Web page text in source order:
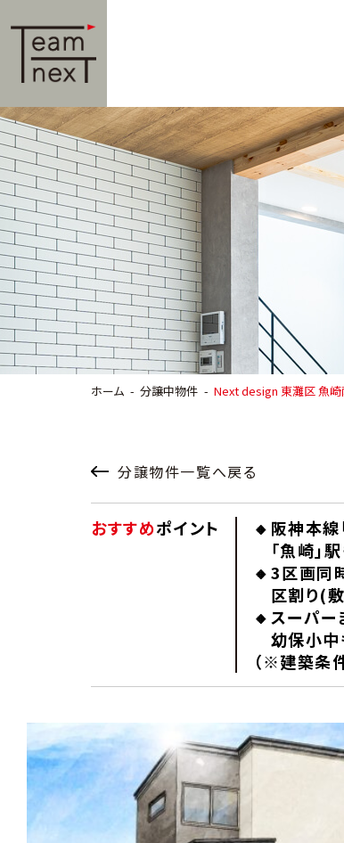
ホーム 分譲中物件 Next design 東灘区 魚
分譲物件一覧へ戻る
おすすめポイント
🔸阪神本線
「魚崎」
🔸3区画同
区割り(
🔸スーパー
幼保小中
（※建築条